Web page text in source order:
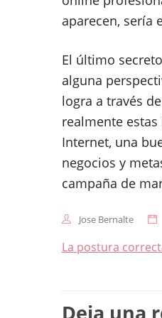
aparecen, sería
El último
alguna
logra a través
realmente
Internet, una
negocios y
campaña de
Jose Bernalte
Navegación
entradas
La postura
Deja una